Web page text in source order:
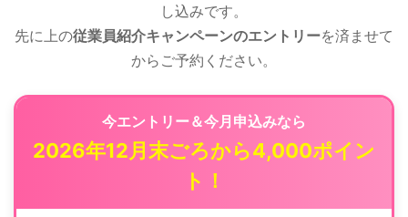
し込みです。
先に上の従業員紹介キャンペーンのエントリーを済ませて
からご予約ください。
今エントリー＆今月申込みなら
2026年12月末ごろから4,000ポイン
ト！